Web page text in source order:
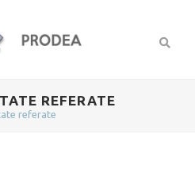
REFERATE
referate